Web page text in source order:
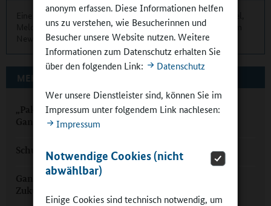
anonym erfassen. Diese Informationen helfen
uns zu verstehen, wie Besucherinnen und
Besucher unsere Website nutzen. Weitere
Informationen zum Datenschutz erhalten Sie
über den folgenden Link:
Datenschutz
Wer unsere Dienstleister sind, können Sie im
Impressum unter folgendem Link nachlesen:
Impressum
Notwendige Cookies (nicht
abwählbar)
Einige Cookies sind technisch notwendig, um
Eine übersichtliche Kurzinformation über die aktuellen Artikel,
Meldungen und Termine finden Sie zweimonatlich in unserem
Newsletter.Hier können Sie sich anmelden.
MEHR ZUM THEMA AUF GANZTAGSSCHULEN.ORG
„Pakt für den Nachmittag“: vom Nachmittag zum
Ganztag
Schulträger in Hessen: Der Pakt für den Nachmittag
Ganztagsschule in Offenburg: „Echte
Zukunftsinvestitionen“